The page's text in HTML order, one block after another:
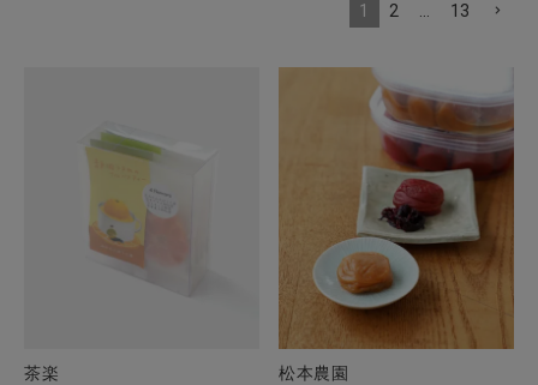
新規会員登録
CATEGORY
1
2 13
茶楽
松本農園